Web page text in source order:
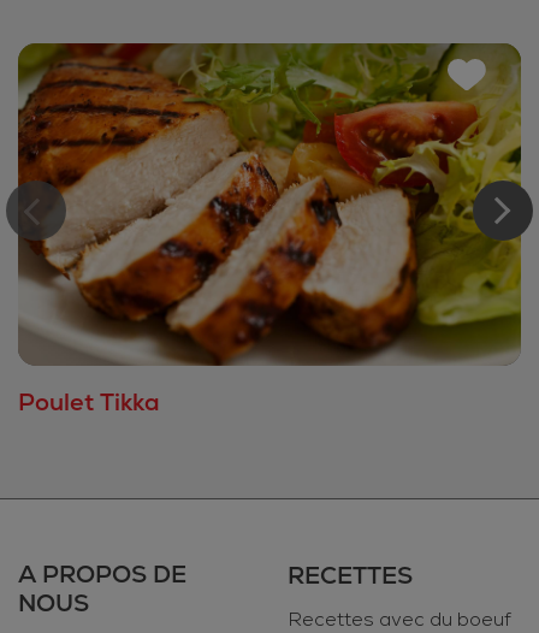
Poulet Tikka
A PROPOS DE
NOUS
RECETTES
Recettes avec du boeuf